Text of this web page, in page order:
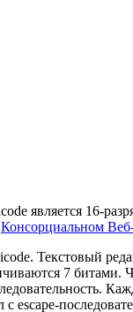
является 16-
Консорциальном
Текстовый
7 битами.
escape-